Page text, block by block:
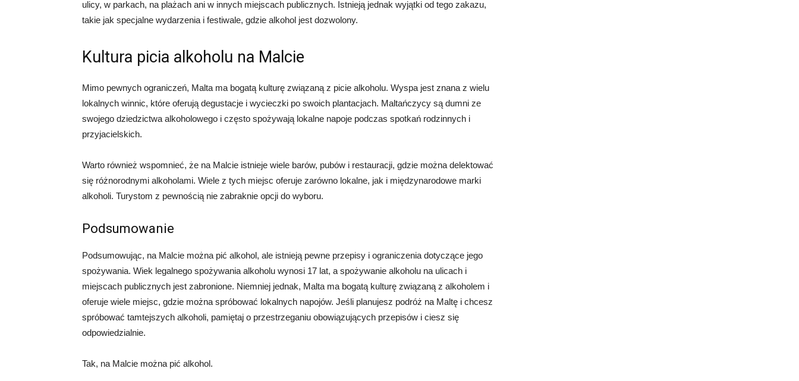
ulicy, w parkach, na plażach ani w innych miejscach publicznych. Istnieją jednak wyjątki od tego zakazu,
takie jak specjalne wydarzenia i festiwale, gdzie alkohol jest dozwolony.
Kultura picia alkoholu na Malcie
Mimo pewnych ograniczeń, Malta ma bogatą kulturę związaną z picie alkoholu. Wyspa jest znana z wielu
lokalnych winnic, które oferują degustacje i wycieczki po swoich plantacjach. Maltańczycy są dumni ze
swojego dziedzictwa alkoholowego i często spożywają lokalne napoje podczas spotkań rodzinnych i
przyjacielskich.
Warto również wspomnieć, że na Malcie istnieje wiele barów, pubów i restauracji, gdzie można delektować
się różnorodnymi alkoholami. Wiele z tych miejsc oferuje zarówno lokalne, jak i międzynarodowe marki
alkoholi. Turystom z pewnością nie zabraknie opcji do wyboru.
Podsumowanie
Podsumowując, na Malcie można pić alkohol, ale istnieją pewne przepisy i ograniczenia dotyczące jego
spożywania. Wiek legalnego spożywania alkoholu wynosi 17 lat, a spożywanie alkoholu na ulicach i
miejscach publicznych jest zabronione. Niemniej jednak, Malta ma bogatą kulturę związaną z alkoholem i
oferuje wiele miejsc, gdzie można spróbować lokalnych napojów. Jeśli planujesz podróż na Maltę i chcesz
spróbować tamtejszych alkoholi, pamiętaj o przestrzeganiu obowiązujących przepisów i ciesz się
odpowiedzialnie.
Tak, na Malcie można pić alkohol.